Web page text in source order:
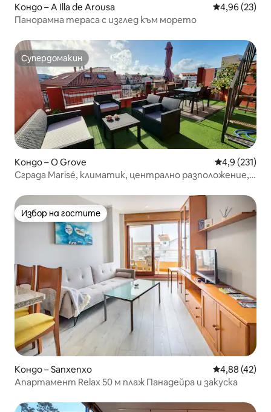
Кондо – A Illa de Arousa Средна
4,96 (23)
Панорамна тераса с изглед към морето
Супердомакин
Супердомакин
Кондо – O Grove Средна
4,9 (231)
Сграда Marisé, климатик, централно разположение,
Избор на гостите
Избор на гостите
Кондо – Sanxenxo Средна
4,88 (42)
Апартамент Relax 50 м плаж Панадейра и закуска